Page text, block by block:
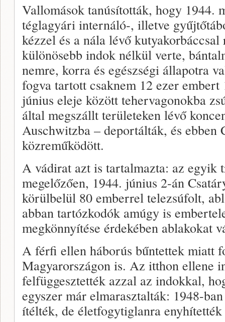
Vallomások tanúsították, hogy 1944.
téglagyári internáló-, illetve
kézzel és a nála lévő kutyakorbáccsal
különösebb indok nélkül verte,
nemre, korra és egészségi állapotra
fogva tartott csaknem 12 ezer embert
június eleje között tehervagonokba
által megszállt területeken lévő
Auschwitzba – deportálták, és ebben
közreműködött.
A vádirat azt is tartalmazta: az egyik
megelőzően, 1944. június 2-án
körülbelül 80 emberrel telezsúfolt,
abban tartózkodók amúgy is
megkönnyítése érdekében ablakokat
A férfi ellen háborús bűntettek miatt
Magyarországon is. Az itthon ellene
felfüggesztették azzal az indokkal,
egyszer már elmarasztalták: 1948-
ítélték, de életfogytiglanra enyhítették